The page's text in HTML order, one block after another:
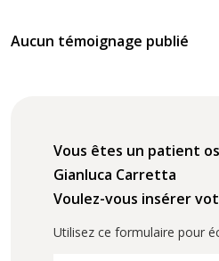
Aucun témoignage publié
Vous êtes un patient
Gianluca Carretta
Voulez-vous insérer
Utilisez ce formulaire pour